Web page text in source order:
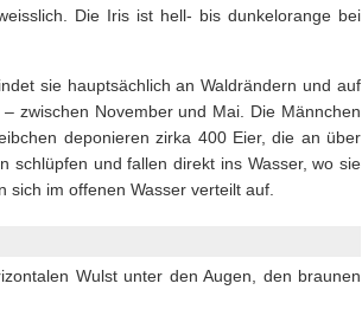
Die Iris ist hell- bis dunkelorange bei
sie hauptsächlich an Waldrändern und auf
zwischen November und Mai. Die Männchen
deponieren zirka 400 Eier, die an über
schlüpfen und fallen direkt ins Wasser, wo sie
im offenen Wasser verteilt auf.
Wulst unter den Augen, den braunen